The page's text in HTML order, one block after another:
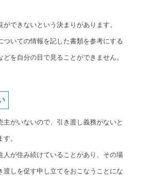
できないという決まりがあります。
ついての情報を記した書類を参考にする
を自分の目で見ることができません。
主がいないので、引き渡し義務がないと
。
人が住み続けていることがあり、その場
渡しを促す申し立てをおこなうことにな